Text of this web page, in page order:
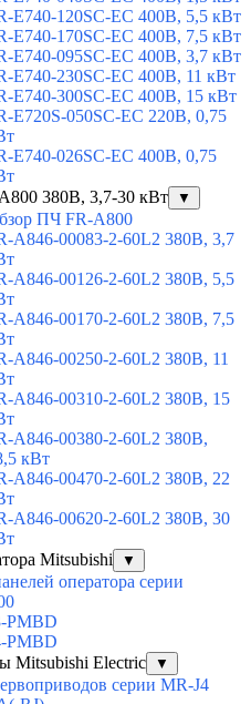
E740-120SC-EC 400В, 5,5 кВт
E740-170SC-EC 400В, 7,5 кВт
E740-095SC-EC 400В, 3,7 кВт
E740-230SC-EC 400В, 11 кВт
E740-300SC-EC 400В, 15 кВт
E720S-050SC-EC 220В, 0,75
E740-026SC-EC 400В, 0,75
380В, 3,7-30 кВт
▼
ПЧ FR-A800
A846-00083-2-60L2 380В, 3,7
A846-00126-2-60L2 380В, 5,5
A846-00170-2-60L2 380В, 7,5
A846-00250-2-60L2 380В, 11
A846-00310-2-60L2 380В, 15
A846-00380-2-60L2 380В,
кВт
A846-00470-2-60L2 380В, 22
A846-00620-2-60L2 380В, 30
Mitsubishi
▼
оператора серии
PMBD
PMBD
Mitsubishi Electric
▼
серии MR-J4